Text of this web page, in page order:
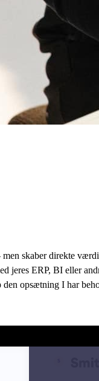
skaber direkte
jeres ERP, BI eller
den opsætning I har